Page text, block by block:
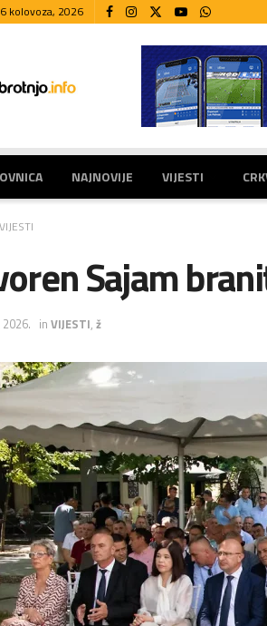
kolovoza, 2026
NAJNOVIJE VIJESTI
VIJESTI
Sajam
in VIJESTI, ž